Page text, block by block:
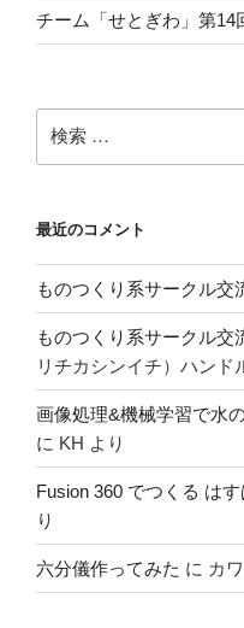
チーム「せとぎわ」第14
索:
最近のコメント
ものつくり系サークル交
ものつくり系サークル交
リチカシンイチ）ハンド
画像処理&機械学習で水
に KH より
Fusion 360 でつくる は
り
六分儀作ってみた に カ